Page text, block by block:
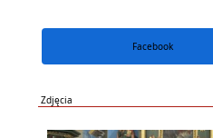
Facebook
Zdjęcia